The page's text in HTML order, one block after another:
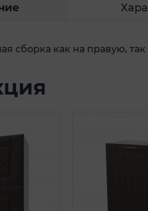
сборка как на правую,